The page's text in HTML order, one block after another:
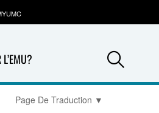
Page De Traduction ▼